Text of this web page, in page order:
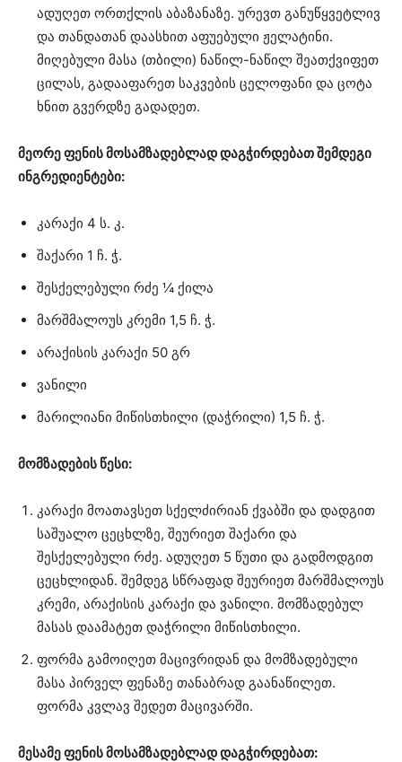
ადუღეთ ორთქლის აბაზანაზე. ურევთ განუწყვეტლივ
და თანდათან დაასხით აფუებული ჟელატინი.
მიღებული მასა (თბილი) ნაწილ-ნაწილ შეათქვიფეთ
ცილას, გადააფარეთ საკვების ცელოფანი და ცოტა
ხნით გვერდზე გადადეთ.
მეორე ფენის მოსამზადებლად დაგჭირდებათ შემდეგი
ინგრედიენტები:
კარაქი 4 ს. კ.
შაქარი 1 ჩ. ჭ.
შესქელებული რძე ¼ ქილა
მარშმალოუს კრემი 1,5 ჩ. ჭ.
არაქისის კარაქი 50 გრ
ვანილი
მარილიანი მიწისთხილი (დაჭრილი) 1,5 ჩ. ჭ.
მომზადების წესი:
კარაქი მოათავსეთ სქელძირიან ქვაბში და დადგით
საშუალო ცეცხლზე, შეურიეთ შაქარი და
შესქელებული რძე. ადუღეთ 5 წუთი და გადმოდგით
ცეცხლიდან. შემდეგ სწრაფად შეურიეთ მარშმალოუს
კრემი, არაქისის კარაქი და ვანილი. მომზადებულ
მასას დაამატეთ დაჭრილი მიწისთხილი.
ფორმა გამოიღეთ მაცივრიდან და მომზადებული
მასა პირველ ფენაზე თანაბრად გაანაწილეთ.
ფორმა კვლავ შედეთ მაცივარში.
მესამე ფენის მოსამზადებლად დაგჭირდებათ: